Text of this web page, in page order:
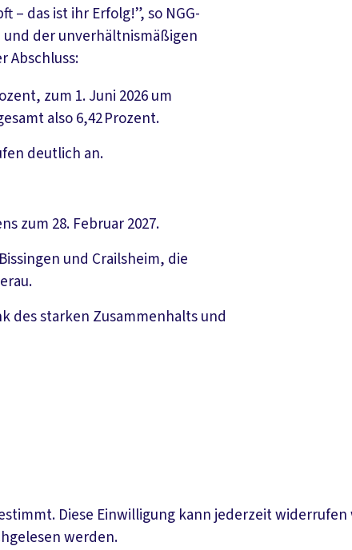
– das ist ihr Erfolg!”, so NGG-
der unverhältnismäßigen
Abschluss:
zum 1. Juni 2026 um
also 6,42 Prozent.
deutlich an.
zum 28. Februar 2027.
und Crailsheim, die
des starken Zusammenhalts und
Diese Einwilligung kann jederzeit
werden.